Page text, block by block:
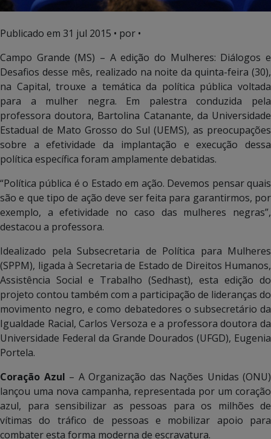
Publicado em 31 jul 2015 • por •
Campo Grande (MS) – A edição do Mulheres: Diálogos e
Desafios desse mês, realizado na noite da quinta-feira (30),
na Capital, trouxe a temática da política pública voltada
para a mulher negra. Em palestra conduzida pela
professora doutora, Bartolina Catanante, da Universidade
Estadual de Mato Grosso do Sul (UEMS), as preocupações
sobre a efetividade da implantação e execução dessa
política específica foram amplamente debatidas.
“Política pública é o Estado em ação. Devemos pensar quais
são e que tipo de ação deve ser feita para garantirmos, por
exemplo, a efetividade no caso das mulheres negras”,
destacou a professora.
Idealizado pela Subsecretaria de Política para Mulheres
(SPPM), ligada à Secretaria de Estado de Direitos Humanos,
Assistência Social e Trabalho (Sedhast), esta edição do
projeto contou também com a participação de lideranças do
movimento negro, e como debatedores o subsecretário da
Igualdade Racial, Carlos Versoza e a professora doutora da
Universidade Federal da Grande Dourados (UFGD), Eugenia
Portela.
Coração Azul – A Organização das Nações Unidas (ONU)
lançou uma nova campanha, representada por um coração
azul, para sensibilizar as pessoas para os milhões de
vítimas do tráfico de pessoas e mobilizar apoio para
combater esta forma moderna de escravatura.